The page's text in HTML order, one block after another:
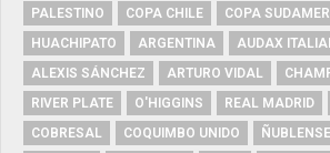
PALESTINO
COPA CHILE
COPA
HUACHIPATO
ARGENTINA
AUDAX
ALEXIS SÁNCHEZ
ARTURO VIDAL
RIVER PLATE
O'HIGGINS REAL MADRID
COBRESAL
COQUIMBO UNIDO ÑUBLENSE